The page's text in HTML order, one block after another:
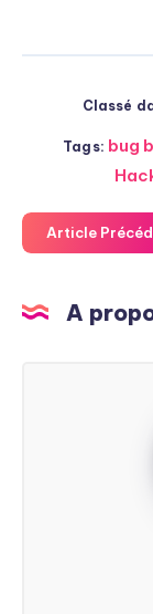
Classé
Tags: bug
Article
A